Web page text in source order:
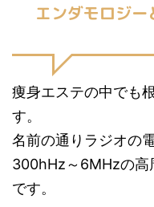
エンダモロジ
痩身エステの中でも
す。
名前の通りラジオの
300hHz～6MHzの高
です。